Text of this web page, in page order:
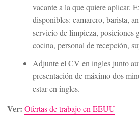
vacante a la que quiere aplicar.
disponibles: camarero, barista,
servicio de limpieza, posiciones
cocina, personal de recepción,
Adjunte el CV en ingles junto
presentación de máximo dos
estar en ingles.
Ver: Ofertas de trabajo en EEUU